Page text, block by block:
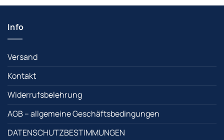
Info
Versand
Kontakt
Widerrufsbelehrung
AGB – allgemeine Geschäftsbedingungen
DATENSCHUTZBESTIMMUNGEN